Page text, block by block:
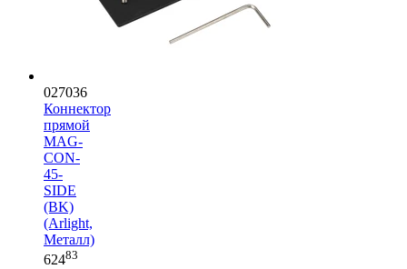
027036
Коннектор
прямой
MAG-
CON-
45-
SIDE
(BK)
(Arlight,
Металл)
62483